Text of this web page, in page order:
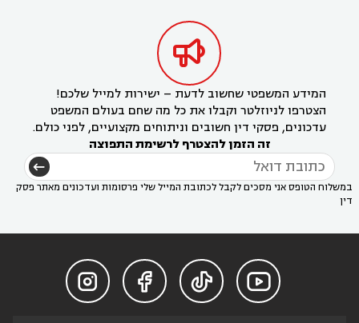

המידע המשפטי שחשוב לדעת – ישירות למייל שלכם!
הצטרפו לניוזלטר וקבלו את כל מה שחם בעולם המשפט
עדכונים, פסקי דין חשובים וניתוחים מקצועיים, לפני כולם.
זה הזמן להצטרף לרשימת התפוצה
במשלוח הטופס אני מסכים לקבל לכתובת המייל שלי פרסומות ועדכונים מאתר פסק
דין



